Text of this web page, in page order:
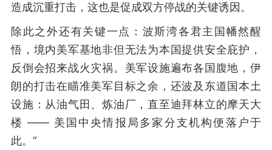
造成沉重打击，这也是促成双方停战的关键诱因。
除此之外还有关键一点：波斯湾各君主国幡然醒
悟，境内美军基地非但无法为本国提供安全庇护，
反倒会招来战火灾祸。美军设施遍布各国腹地，伊
朗的打击在瞄准美军目标之余，还波及东道国本土
设施：从油气田、炼油厂，直至迪拜林立的摩天大
楼 —— 美国中央情报局多家分支机构便落户于
此。”